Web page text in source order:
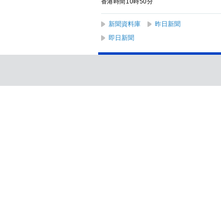
香港時間10時50分
新聞資料庫 昨日新聞
即日新聞